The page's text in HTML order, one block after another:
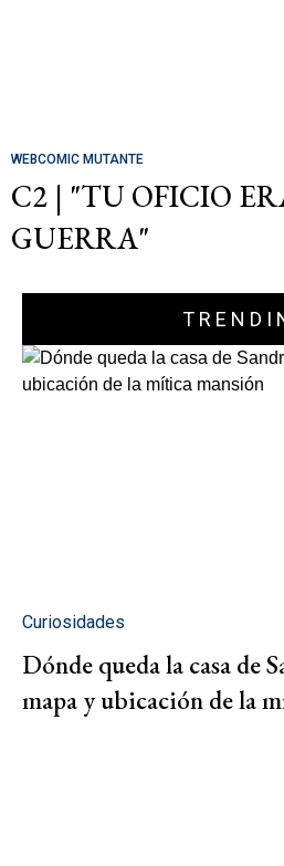
WEBCOMIC MUTANTE
C2 | "TU OFICIO
GUERRA"
Curiosidades
Dónde queda la casa de
mapa y ubicación de la